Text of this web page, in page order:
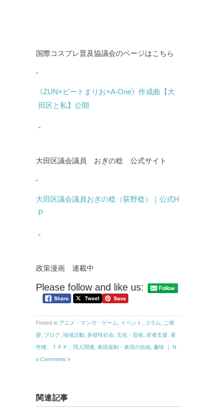
国際コスプレ普及協議会のページはこちら
《ZUN×ビートまりお×A-One》作成曲【大
田区と私】公開
大田区議会議員 おぎの稔 公式サイト
大田区議会議員おぎの稔（荻野稔）｜公式H
P
政策漫画 連載中
Please follow and like us:
Posted in アニメ・マンガ・ゲーム イベント コラム ご挨
拶 ブログ 地域活動 多様性社会 文化・芸術 若者支援 著
作権、ＴＰＰ、同人関連 表現規制・表現の自由 趣味 ｜ N
o Comments »
関連記事